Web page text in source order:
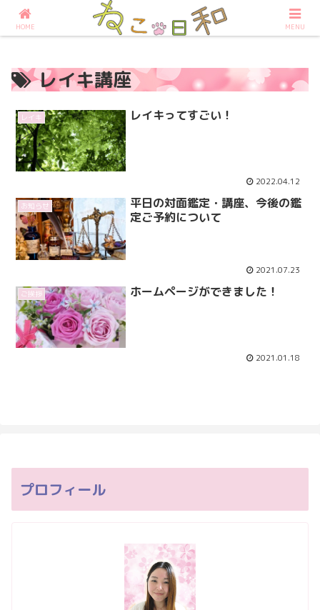
占いなら大阪の占いサロンねこ日和へ
レイキ講座
レイキ レイキってすごい！
2022.04.12
お知らせ
平日の対面鑑定・講座、今後の鑑
定ご予約について
2021.07.23
ご挨拶 ホームページができました！
2021.01.18
プロフィール
HOME MENU